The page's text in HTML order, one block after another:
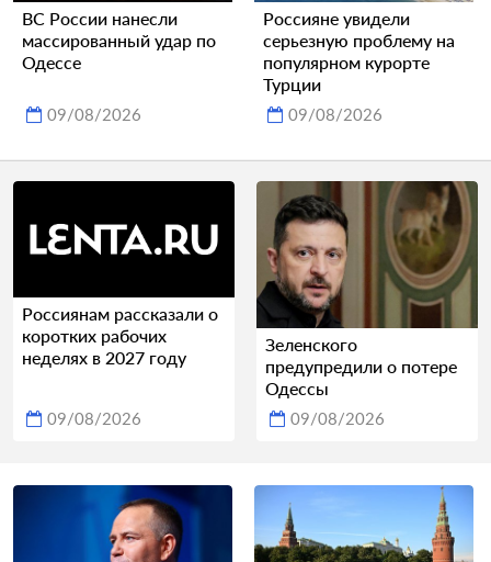
ВС России нанесли
массированный удар по
Одессе
09/08/2026
Россияне увидели
серьезную проблему на
популярном курорте
Турции
09/08/2026
Россиянам рассказали о
коротких рабочих
неделях в 2027 году
09/08/2026
Зеленского
предупредили о потере
Одессы
09/08/2026